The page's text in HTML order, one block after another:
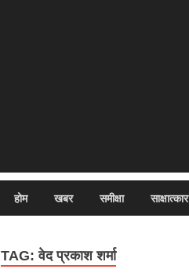
होम खबर समीक्षा साक्षात्कार
TAG:वेद प्रकाश शर्मा